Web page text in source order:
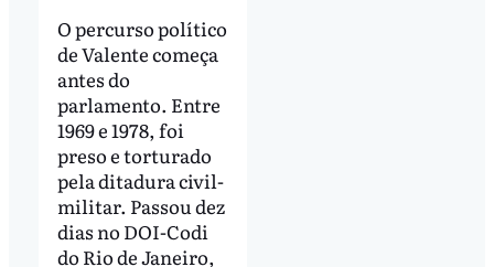
O percurso político
de Valente começa
antes do
parlamento. Entre
1969 e 1978, foi
preso e torturado
pela ditadura civil-
militar. Passou dez
dias no DOI-Codi
do Rio de Janeiro,